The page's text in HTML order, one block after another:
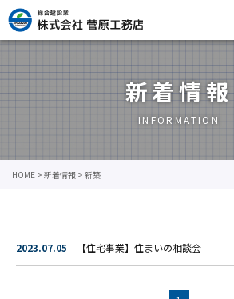
新着情報
INFORMATION
HOME > 新着情報 > 新築
2023.07.05 【住宅事業】住まいの相談会